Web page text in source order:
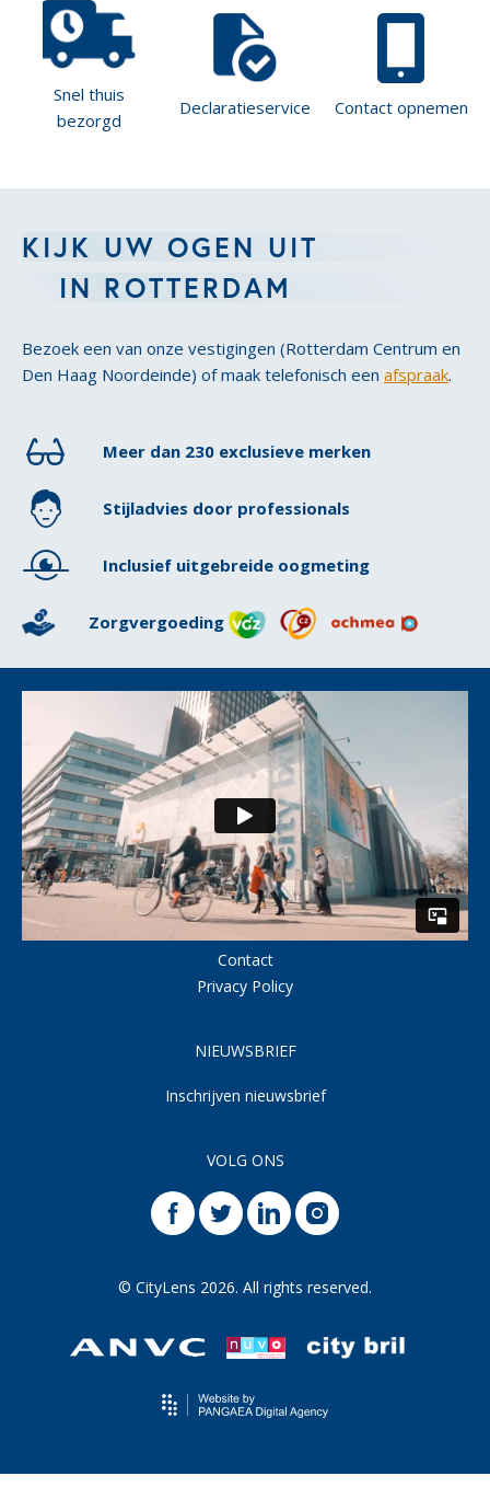
Snel thuis
bezorgd
Declaratieservice Contact opnemen
KIJK UW OGEN UIT
IN ROTTERDAM
Bezoek een van onze vestigingen (Rotterdam Centrum en
Den Haag Noordeinde) of maak telefonisch een afspraak.
Meer dan 230 exclusieve merken
Stijladvies door professionals
Inclusief uitgebreide oogmeting
Zorgvergoeding
CITY LENS
Home
Contactlenzen
Eye Society
Myopie management
Thuisbezorgen
Declaratieservice
Contact
Privacy Policy
NIEUWSBRIEF
Inschrijven nieuwsbrief
VOLG ONS
© CityLens 2026. All rights reserved.